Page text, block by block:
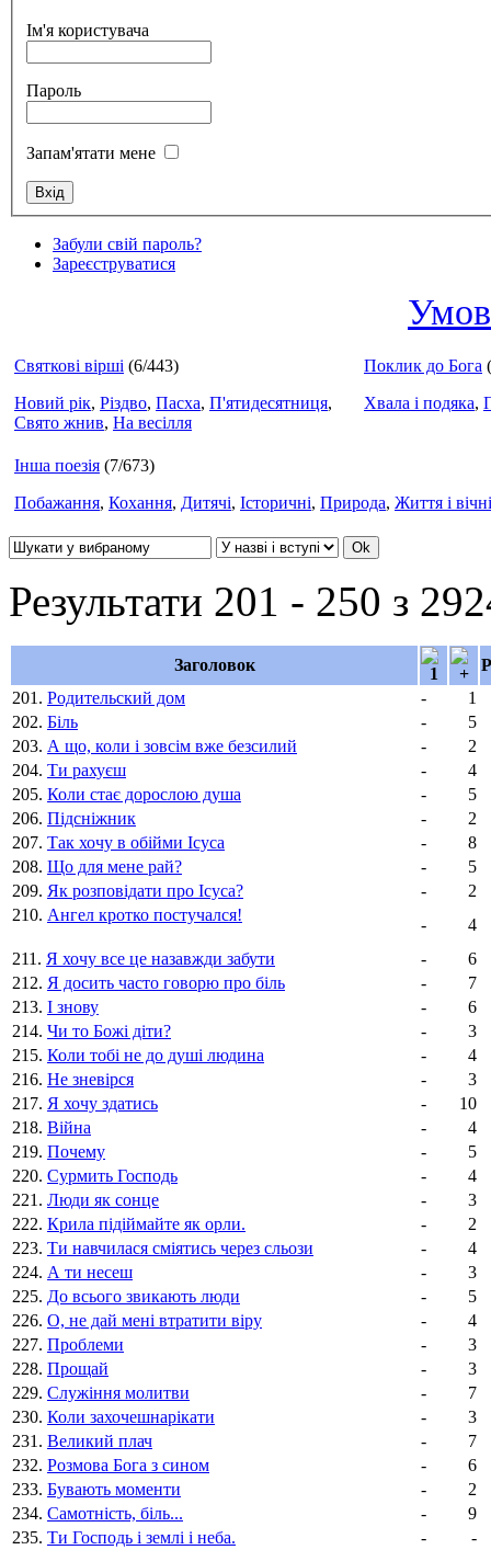
Ім'я користувача
Пароль
Запам'ятати мене
Забули свій пароль?
Зареєструватися
Святкові вірші (6/443)
Новий рік, Різдво, Пасха, П'ятидесятниця,
Свято жнив, На весілля
Поклик до Бога
Хвала і подяка,
Інша поезія (7/673)
Побажання, Кохання, Дитячі, Історичні, Природа, Життя і
Результати 201 - 250 з
Заголовок
201. Родительский дом -
1
202. Біль -
5
203. А що, коли і зовсім вже безсилий -
2
204. Ти рахуєш -
4
205. Коли стає дорослою душа -
5
206. Підсніжник -
2
207. Так хочу в обійми Ісуса -
8
208. Що для мене рай? -
5
209. Як розповідати про Ісуса? -
2
210. Ангел кротко постучался!
-
4
211. Я хочу все це назавжди забути -
6
212. Я досить часто говорю про біль -
7
213. І знову -
6
214. Чи то Божі діти? -
3
215. Коли тобі не до душі людина -
4
216. Не зневірся -
3
217. Я хочу здатись -
10
218. Війна -
4
219. Почему -
5
220. Сурмить Господь -
4
221. Люди як сонце -
3
222. Крила підіймайте як орли. -
2
223. Ти навчилася сміятись через сльози -
4
224. А ти несеш -
3
225. До всього звикають люди -
5
226. О, не дай менi втратити вiру -
4
227. Проблеми -
3
228. Прощай -
3
229. Служіння молитви -
7
230. Коли захочешнарікати -
3
231. Великий плач -
7
232. Розмова Бога з сином -
6
233. Бувають моменти -
2
234. Самотність, біль... -
9
235. Ти Господь і землі і неба. -
-